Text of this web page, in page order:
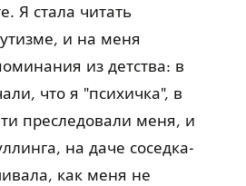
Я стала читать
и на меня
из детства: в
что я "психичка", в
преследовали меня, и
на даче соседка-
как меня не